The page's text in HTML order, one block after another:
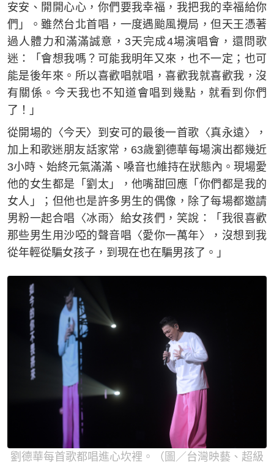
安安、開開心心，你們要我幸福，我把我的幸福給你
們」。雖然台北首唱，一度遇颱風攪局，但天王憑著
過人體力和滿滿誠意，3天完成4場演唱會，還問歌
迷：「會想我嗎？可能我明年又來，也不一定；也可
能是後年來。所以喜歡唱就唱，喜歡我就喜歡我，沒
有關係。今天我也不知道會唱到幾點，就看到你們
了！」
從開場的〈今天〉到安可的最後一首歌〈真永遠〉，
加上和歌迷朋友話家常，63歲劉德華每場演出都幾近
3小時、始終元氣滿滿、嗓音也維持在狀態內。現場愛
他的女生都是「劉太」，他嘴甜回應「你們都是我的
女人」；但他也是許多男生的偶像，除了每場都邀請
男粉一起合唱〈冰雨〉給女孩們，笑說：「我很喜歡
那些男生用沙啞的聲音唱〈愛你一萬年〉，沒想到我
從年輕從騙女孩子，到現在也在騙男孩了。」
劉德華每首歌都唱進心坎裡。（圖／台灣映藝、超級